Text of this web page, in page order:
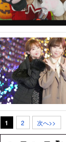
1 2 次へ>>